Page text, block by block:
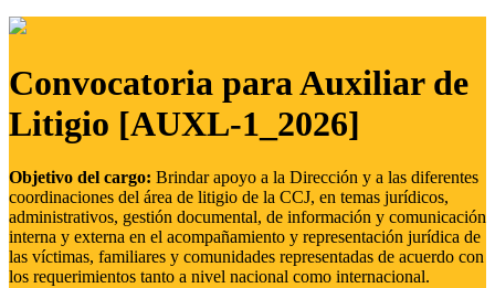
Convocatoria para Auxiliar de
Litigio [AUXL-1_2026]
Objetivo del cargo: Brindar apoyo a la Dirección y a las diferentes
coordinaciones del área de litigio de la CCJ, en temas jurídicos,
administrativos, gestión documental, de información y comunicación
interna y externa en el acompañamiento y representación jurídica de
las víctimas, familiares y comunidades representadas de acuerdo con
los requerimientos tanto a nivel nacional como internacional.